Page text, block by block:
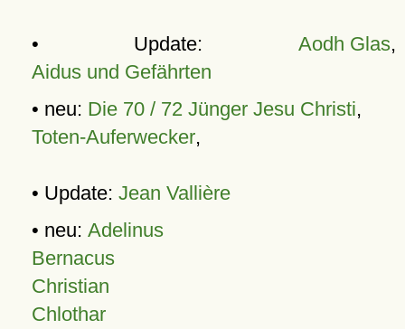
• Update: Aodh Glas,
Aidus und Gefährten
• neu: Die 70 / 72 Jünger Jesu Christi,
Toten-Auferwecker,
• Update: Jean Vallière
• neu: Adelinus
Bernacus
Christian
Chlothar